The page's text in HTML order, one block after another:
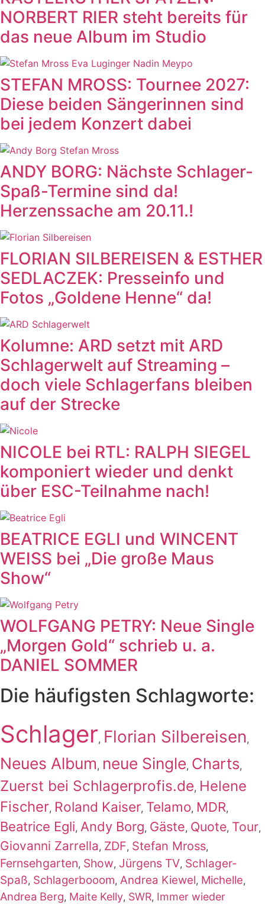
NORBERT RIER steht bereits für
das neue Album im Studio
STEFAN MROSS: Tournee 2027:
Diese beiden Sängerinnen sind
bei jedem Konzert dabei
ANDY BORG: Nächste Schlager-
Spaß-Termine sind da!
Herzenssache am 20.11.!
FLORIAN SILBEREISEN & ESTHER
SEDLACZEK: Presseinfo und
Fotos „Goldene Henne“ da!
Kolumne: ARD setzt mit ARD
Schlagerwelt auf Streaming –
doch viele Schlagerfans bleiben
auf der Strecke
NICOLE bei RTL: RALPH SIEGEL
komponiert wieder und denkt
über ESC-Teilnahme nach!
BEATRICE EGLI und WINCENT
WEISS bei „Die große Maus
Show“
WOLFGANG PETRY: Neue Single
„Morgen Gold“ schrieb u. a.
DANIEL SOMMER
Die häufigsten Schlagworte:
Schlager, Florian Silbereisen,
Neues Album, neue Single, Charts,
Zuerst bei Schlagerprofis.de, Helene
Fischer, Roland Kaiser, Telamo, MDR,
Beatrice Egli, Andy Borg, Gäste, Quote, Tour,
Giovanni Zarrella, ZDF, Stefan Mross,
Fernsehgarten, Show, Jürgens TV, Schlager-
Spaß, Schlagerbooom, Andrea Kiewel, Michelle,
Andrea Berg, Maite Kelly, SWR, Immer wieder